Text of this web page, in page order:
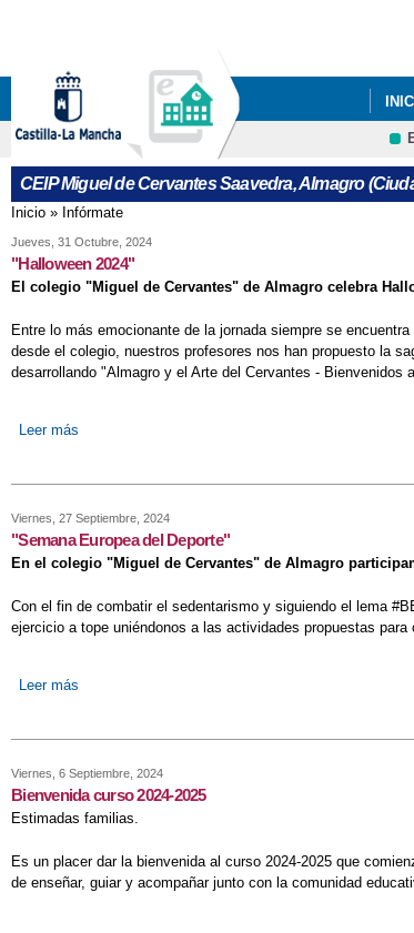
CEIP Miguel de Cervantes Saavedra, Almagro
Se encuentra usted aquí
Inicio » Infórmate
Jueves, 31 Octubre, 2024
"Halloween 2024"
El colegio "Miguel de Cervantes" de Almagro celebra
Entre lo más emocionante de la jornada siempre se
desde el colegio, nuestros profesores nos han propuesto la
desarrollando "Almagro y el Arte del Cervantes - Bienvenidos
Leer más
Viernes, 27 Septiembre, 2024
"Semana Europea del Deporte"
En el colegio "Miguel de Cervantes" de Almagro
Con el fin de combatir el sedentarismo y siguiendo el lema
ejercicio a tope uniéndonos a las actividades propuestas para
Leer más
Viernes, 6 Septiembre, 2024
Bienvenida curso 2024-2025
Estimadas familias.
Es un placer dar la bienvenida al curso 2024-2025 que
de enseñar, guiar y acompañar junto con la comunidad